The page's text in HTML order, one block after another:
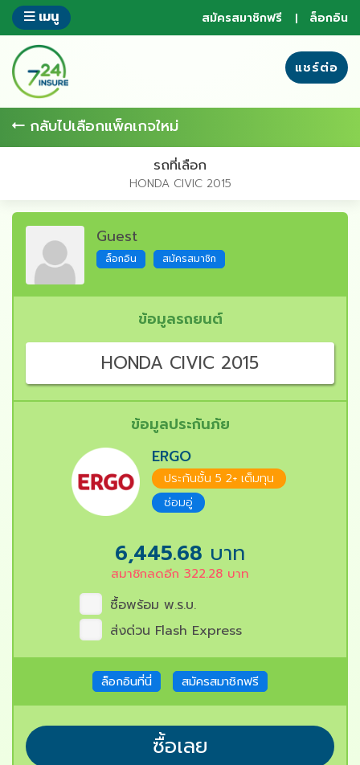
ข้าม
ส่วน
ของ
ข้อมูล
เมนู สมัครสมาชิกฟรี ล็อกอิน
แชร์ต่อ
กลับไปเลือกแพ็คเกจใหม่
รถที่เลือก
HONDA CIVIC 2015
Guest
ล็อกอิน สมัครสมาชิก
ข้อมูลรถยนต์
HONDA CIVIC 2015
ข้อมูลประกันภัย
ERGO
ประกันชั้น 5 2+ เต็มทุน
ซ่อมอู่
6,445.68 บาท
สมาชิกลดอีก 322.28 บาท
ซื้อพร้อม พ.ร.บ.
ส่งด่วน Flash Express
ล็อกอินที่นี่ สมัครสมาชิกฟรี
ซื้อเลย